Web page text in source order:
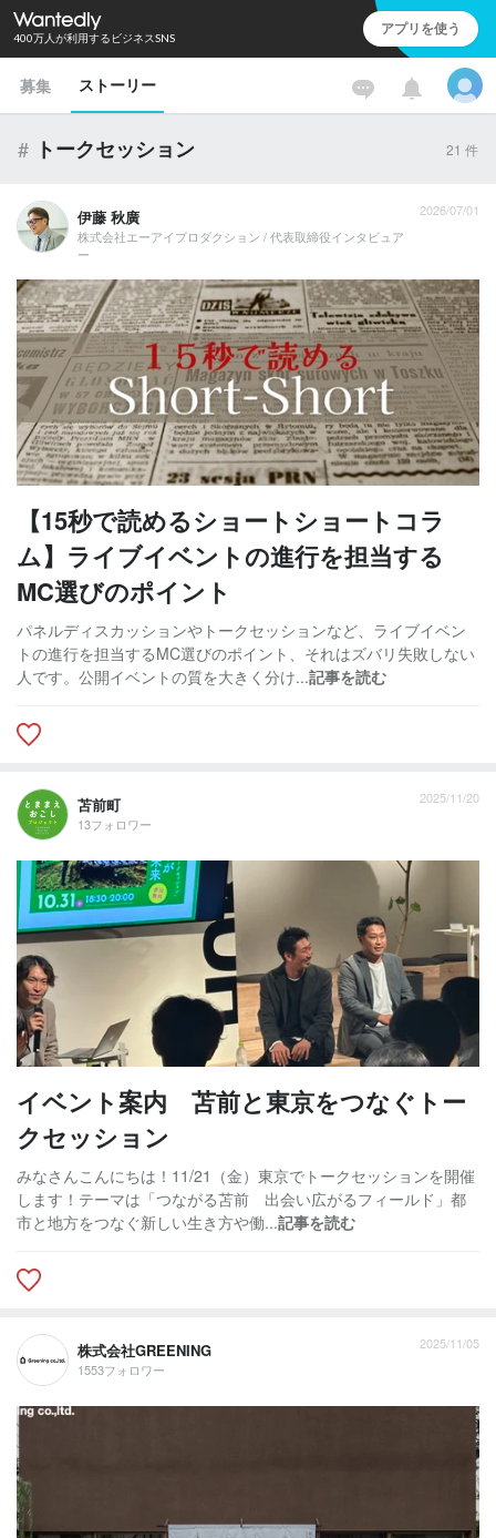
400万人が利用するビジネスSNS アプリを使う
募集 ストーリー
# トークセッション 21 件
伊藤 秋廣
株式会社エーアイプロダクション / 代表取締役インタビュア
ー
2026/07/01
【15秒で読めるショートショートコラ
ム】ライブイベントの進行を担当する
MC選びのポイント
パネルディスカッションやトークセッションなど、ライブイベン
トの進行を担当するMC選びのポイント、それはズバリ失敗しない
人です。公開イベントの質を大きく分け...記事を読む
苫前町
13フォロワー
2025/11/20
イベント案内 苫前と東京をつなぐトー
クセッション
みなさんこんにちは！11/21（金）東京でトークセッションを開催
します！テーマは「つながる苫前 出会い広がるフィールド」都
市と地方をつなぐ新しい生き方や働...記事を読む
株式会社GREENING
1553フォロワー
2025/11/05